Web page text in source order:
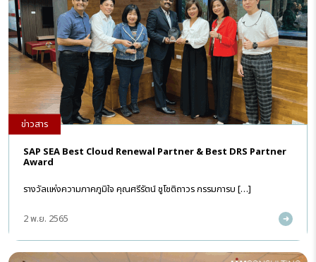
SAP SEA Best Cloud Renewal Partner & Best DRS Partner
Award
รางวัลแห่งความภาคภูมิใจ คุณศรีรัตน์ ชูโชติถาวร กรรมการบ […]
ข่าวสาร
2 พ.ย. 2565